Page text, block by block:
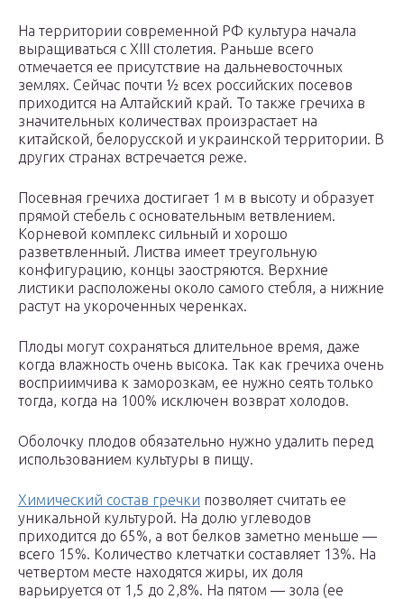
На территории современной РФ культура начала
выращиваться с XIII столетия. Раньше всего
отмечается ее присутствие на дальневосточных
землях. Сейчас почти ½ всех российских посевов
приходится на Алтайский край. То также гречиха в
значительных количествах произрастает на
китайской, белорусской и украинской территории. В
других странах встречается реже.
Посевная гречиха достигает 1 м в высоту и образует
прямой стебель с основательным ветвлением.
Корневой комплекс сильный и хорошо
разветвленный. Листва имеет треугольную
конфигурацию, концы заостряются. Верхние
листики расположены около самого стебля, а нижние
растут на укороченных черенках.
Плоды могут сохраняться длительное время, даже
когда влажность очень высока. Так как гречиха очень
восприимчива к заморозкам, ее нужно сеять только
тогда, когда на 100% исключен возврат холодов.
Оболочку плодов обязательно нужно удалить перед
использованием культуры в пищу.
Химический состав гречки позволяет считать ее
уникальной культурой. На долю углеводов
приходится до 65%, а вот белков заметно меньше —
всего 15%. Количество клетчатки составляет 13%. На
четвертом месте находятся жиры, их доля
варьируется от 1,5 до 2,8%. На пятом — зола (ее